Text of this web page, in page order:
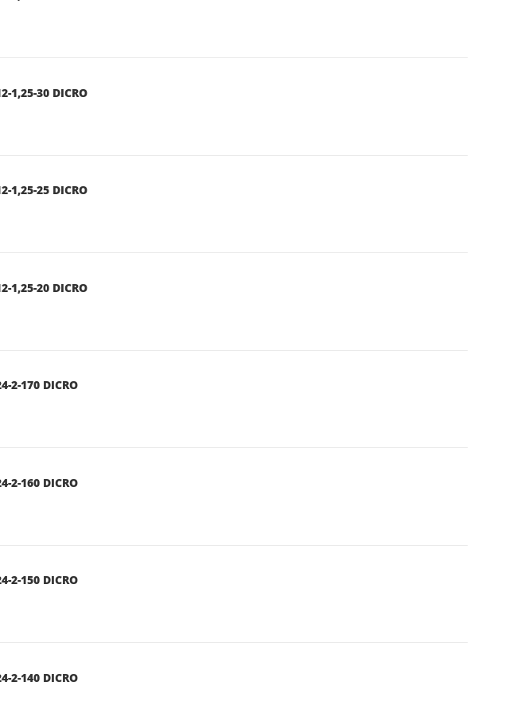
1,25-30 DICRO
1,25-25 DICRO
1,25-20 DICRO
2-170 DICRO
2-160 DICRO
2-150 DICRO
2-140 DICRO